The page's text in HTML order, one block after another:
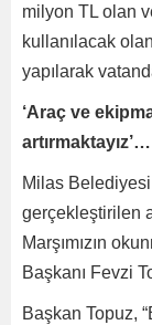
milyon TL olan
kullanılacak
yapılarak
‘Araç ve
artırmaktayız’…
Milas
gerçekleştirilen
Marşımızın
Başkanı Fevzi
Başkan Topuz,